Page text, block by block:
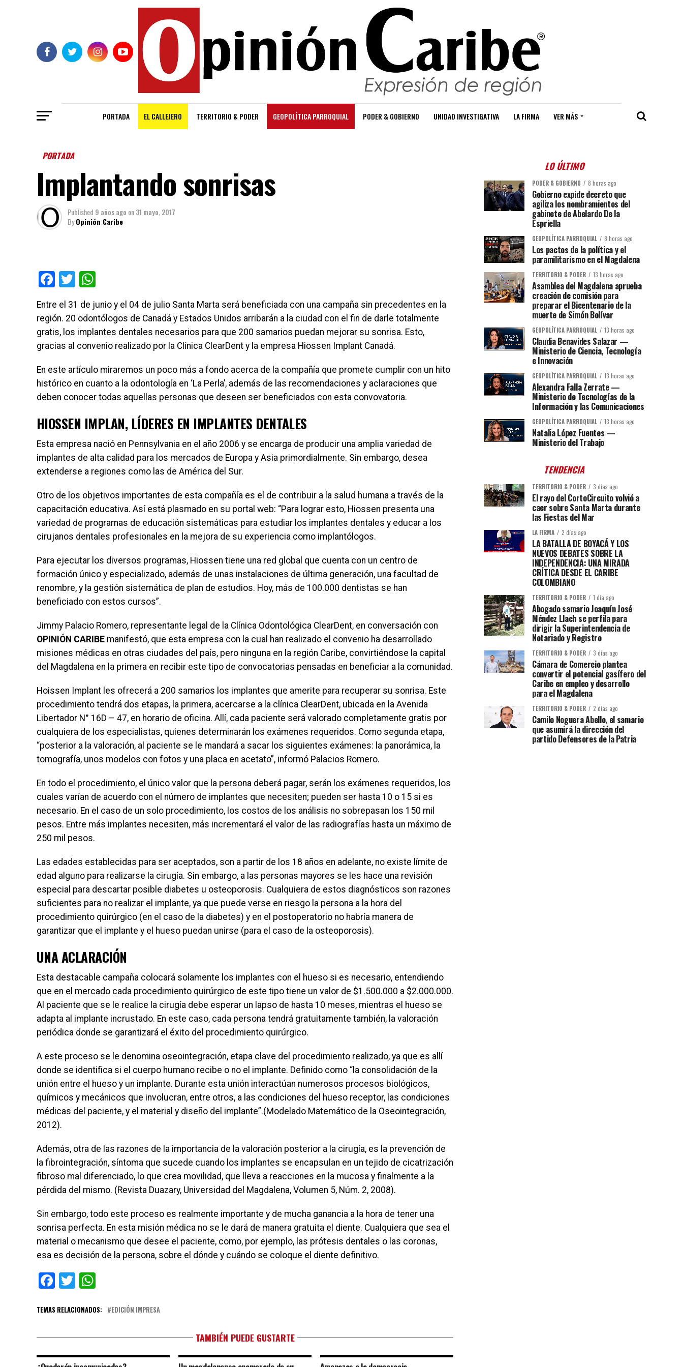
PORTADA EL CALLEJERO TERRITORIO & PODER GEOPOLÍTICA PARROQUIAL PODER & GOBIERNO UNIDAD INVESTIGATIVA LA FIRMA VER MÁS
PORTADA
Implantando sonrisas
Published 9 años ago on31 mayo, 2017
ByOpinión Caribe
Facebook
Twitter
Entre el 31 de junio y el 04 de julio Santa Marta será beneficiada con una campaña sin precedentes en la
región. 20 odontólogos de Canadá y Estados Unidos arribarán a la ciudad con el fin de darle totalmente
gratis, los implantes dentales necesarios para que 200 samarios puedan mejorar su sonrisa. Esto,
gracias al convenio realizado por la Clínica ClearDent y la empresa Hiossen Implant Canadá.
En este artículo miraremos un poco más a fondo acerca de la compañía que promete cumplir con un hito
histórico en cuanto a la odontología en ‘La Perla’, además de las recomendaciones y aclaraciones que
deben conocer todas aquellas personas que deseen ser beneficiados con esta convovatoria.
HIOSSEN IMPLAN, LÍDERES EN IMPLANTES DENTALES
Esta empresa nació en Pennsylvania en el año 2006 y se encarga de producir una amplia variedad de
implantes de alta calidad para los mercados de Europa y Asia primordialmente. Sin embargo, desea
extenderse a regiones como las de América del Sur.
Otro de los objetivos importantes de esta compañía es el de contribuir a la salud humana a través de la
capacitación educativa. Así está plasmado en su portal web: “Para lograr esto, Hiossen presenta una
variedad de programas de educación sistemáticas para estudiar los implantes dentales y educar a los
cirujanos dentales profesionales en la mejora de su experiencia como implantólogos.
Para ejecutar los diversos programas, Hiossen tiene una red global que cuenta con un centro de
formación único y especializado, además de unas instalaciones de última generación, una facultad de
renombre, y la gestión sistemática de plan de estudios. Hoy, más de 100.000 dentistas se han
beneficiado con estos cursos”.
Jimmy Palacio Romero, representante legal de la Clínica Odontológica ClearDent, en conversación con
OPINIÓN CARIBE manifestó, que esta empresa con la cual han realizado el convenio ha desarrollado
misiones médicas en otras ciudades del país, pero ninguna en la región Caribe, convirtiéndose la capital
del Magdalena en la primera en recibir este tipo de convocatorias pensadas en beneficiar a la comunidad.
Hoissen Implant les ofrecerá a 200 samarios los implantes que amerite para recuperar su sonrisa. Este
procedimiento tendrá dos etapas, la primera, acercarse a la clínica ClearDent, ubicada en la Avenida
Libertador N° 16D – 47, en horario de oficina. Allí, cada paciente será valorado completamente gratis por
cualquiera de los especialistas, quienes determinarán los exámenes requeridos. Como segunda etapa,
“posterior a la valoración, al paciente se le mandará a sacar los siguientes exámenes: la panorámica, la
tomografía, unos modelos con fotos y una placa en acetato”, informó Palacios Romero.
En todo el procedimiento, el único valor que la persona deberá pagar, serán los exámenes requeridos, los
cuales varían de acuerdo con el número de implantes que necesiten; pueden ser hasta 10 o 15 si es
necesario. En el caso de un solo procedimiento, los costos de los análisis no sobrepasan los 150 mil
pesos. Entre más implantes necesiten, más incrementará el valor de las radiografías hasta un máximo de
250 mil pesos.
Las edades establecidas para ser aceptados, son a partir de los 18 años en adelante, no existe límite de
edad alguno para realizarse la cirugía. Sin embargo, a las personas mayores se les hace una revisión
especial para descartar posible diabetes u osteoporosis. Cualquiera de estos diagnósticos son razones
suficientes para no realizar el implante, ya que puede verse en riesgo la persona a la hora del
procedimiento quirúrgico (en el caso de la diabetes) y en el postoperatorio no habría manera de
garantizar que el implante y el hueso puedan unirse (para el caso de la osteoporosis).
UNA ACLARACIÓN
Esta destacable campaña colocará solamente los implantes con el hueso si es necesario, entendiendo
que en el mercado cada procedimiento quirúrgico de este tipo tiene un valor de $1.500.000 a $2.000.000.
Al paciente que se le realice la cirugía debe esperar un lapso de hasta 10 meses, mientras el hueso se
adapta al implante incrustado. En este caso, cada persona tendrá gratuitamente también, la valoración
periódica donde se garantizará el éxito del procedimiento quirúrgico.
A este proceso se le denomina oseointegración, etapa clave del procedimiento realizado, ya que es allí
donde se identifica si el cuerpo humano recibe o no el implante. Definido como “la consolidación de la
unión entre el hueso y un implante. Durante esta unión interactúan numerosos procesos biológicos,
químicos y mecánicos que involucran, entre otros, a las condiciones del hueso receptor, las condiciones
médicas del paciente, y el material y diseño del implante”.(Modelado Matemático de la Oseointegración,
2012).
Además, otra de las razones de la importancia de la valoración posterior a la cirugía, es la prevención de
la fibrointegración, síntoma que sucede cuando los implantes se encapsulan en un tejido de cicatrización
fibroso mal diferenciado, lo que crea movilidad, que lleva a reacciones en la mucosa y finalmente a la
pérdida del mismo. (Revista Duazary, Universidad del Magdalena, Volumen 5, Núm. 2, 2008).
Sin embargo, todo este proceso es realmente importante y de mucha ganancia a la hora de tener una
sonrisa perfecta. En esta misión médica no se le dará de manera gratuita el diente. Cualquiera que sea el
material o mecanismo que desee el paciente, como, por ejemplo, las prótesis dentales o las coronas,
esa es decisión de la persona, sobre el dónde y cuándo se coloque el diente definitivo.
Facebook
Twitter
TEMAS RELACIONADOS: EDICIÓN IMPRESA
TAMBIÉN PUEDE GUSTARTE
LO ÚLTIMO
PODER & GOBIERNO 8 horas ago
Gobierno expide decreto que
agiliza los nombramientos del
gabinete de Abelardo De la
Espriella
GEOPOLÍTICA PARROQUIAL 8 horas ago
Los pactos de la política y el
paramilitarismo en el Magdalena
TERRITORIO & PODER 13 horas ago
Asamblea del Magdalena aprueba
creación de comisión para
preparar el Bicentenario de la
muerte de Simón Bolívar
GEOPOLÍTICA PARROQUIAL 13 horas ago
Claudia Benavides Salazar —
Ministerio de Ciencia, Tecnología
e Innovación
GEOPOLÍTICA PARROQUIAL 13 horas ago
Alexandra Falla Zerrate —
Ministerio de Tecnologías de la
Información y las Comunicaciones
GEOPOLÍTICA PARROQUIAL 13 horas ago
Natalia López Fuentes —
Ministerio del Trabajo
TENDENCIA
TERRITORIO & PODER 3 días ago
El rayo del CortoCircuito volvió a
caer sobre Santa Marta durante
las Fiestas del Mar
LA FIRMA 2 días ago
LA BATALLA DE BOYACÁ Y LOS
NUEVOS DEBATES SOBRE LA
INDEPENDENCIA: UNA MIRADA
CRÍTICA DESDE EL CARIBE
COLOMBIANO
TERRITORIO & PODER 1 día ago
Abogado samario Joaquín José
Méndez Llach se perfila para
dirigir la Superintendencia de
Notariado y Registro
TERRITORIO & PODER 3 días ago
Cámara de Comercio plantea
convertir el potencial gasífero del
Caribe en empleo y desarrollo
para el Magdalena
TERRITORIO & PODER 2 días ago
Camilo Noguera Abello, el samario
que asumirá la dirección del
partido Defensores de la Patria